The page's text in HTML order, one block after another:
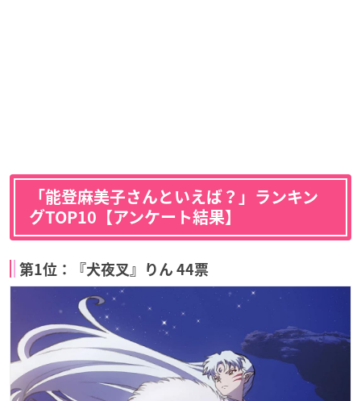
「能登麻美子さんといえば？」ランキン
グTOP10【アンケート結果】
第1位：『犬夜叉』りん 44票